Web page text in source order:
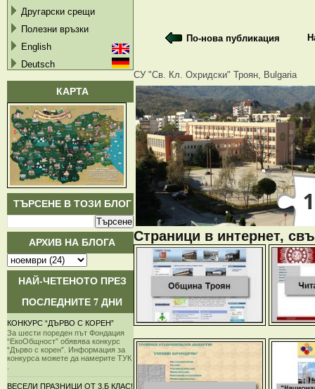
Другарски срещи
Полезни връзки
English
Deutsch
КАРТА
ТЪРСЕНЕ В ТОЗИ БЛОГ
АРХИВ НА БЛОГА
НАЙ-ЧЕТЕНОТО ПРЕЗ
ПОСЛЕДНИТЕ 7 ДНИ
КОНКУРС “ДЪРВО С КОРЕН”
За шести пореден път Фондация
“ЕкоОбщност” обявява конкурс
“Дърво с корен”. Информация за
конкурса можете да намерите ТУК
ВЕСЕЛИ ПРАЗНИЦИ ОТ 3.Б КЛАС!
По-нова публикация
СУ "Св. Кл. Охридски" Троян, Bulgaria
Страници в интернет,